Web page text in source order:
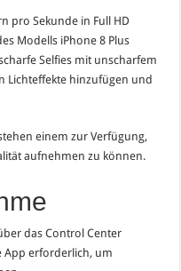
pro Sekunde in Full HD
Modells iPhone 8 Plus
Selfies mit unscharfem
Lichteffekte hinzufügen und
einem zur Verfügung,
aufnehmen zu können.
das Control Center
App erforderlich, um